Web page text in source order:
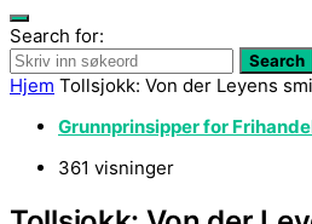
Search for:
Search
Hjem Tollsjokk: Von der Leyens
Grunnprinsipper for
361 visninger